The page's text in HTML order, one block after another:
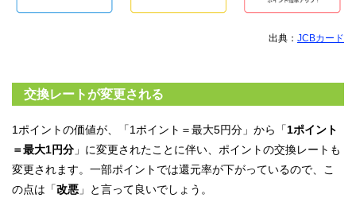
出典： JCBカード
交換レートが変更される
1ポイントの価値が、「1ポイント＝最大5円分」から「1ポイント
＝最大1円分 」に変更されたことに伴い、ポイントの交換レートも
変更されます。一部ポイントでは還元率が下がっているので、こ
の点は「改悪 」と言って良いでしょう。